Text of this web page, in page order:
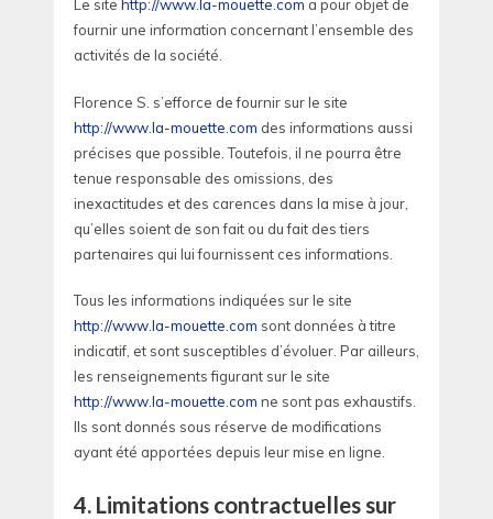
Le site http://www.la-mouette.com a pour objet de
fournir une information concernant l’ensemble des
activités de la société.
Florence S. s’efforce de fournir sur le site
http://www.la-mouette.com des informations aussi
précises que possible. Toutefois, il ne pourra être
tenue responsable des omissions, des
inexactitudes et des carences dans la mise à jour,
qu’elles soient de son fait ou du fait des tiers
partenaires qui lui fournissent ces informations.
Tous les informations indiquées sur le site
http://www.la-mouette.com sont données à titre
indicatif, et sont susceptibles d’évoluer. Par ailleurs,
les renseignements figurant sur le site
http://www.la-mouette.com ne sont pas exhaustifs.
Ils sont donnés sous réserve de modifications
ayant été apportées depuis leur mise en ligne.
4. Limitations contractuelles sur